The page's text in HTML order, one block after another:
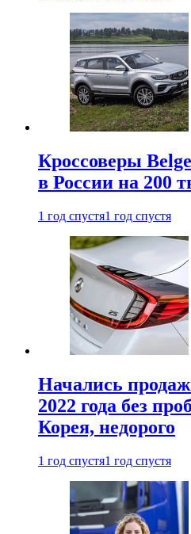
Кроссоверы
в России на 200
1 год спустя1 год спустя
Начались
2022 года без
Корея, недорого
1 год спустя1 год спустя